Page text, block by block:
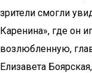
зрители смогли
Каренина», где он
возлюбленную,
Елизавета